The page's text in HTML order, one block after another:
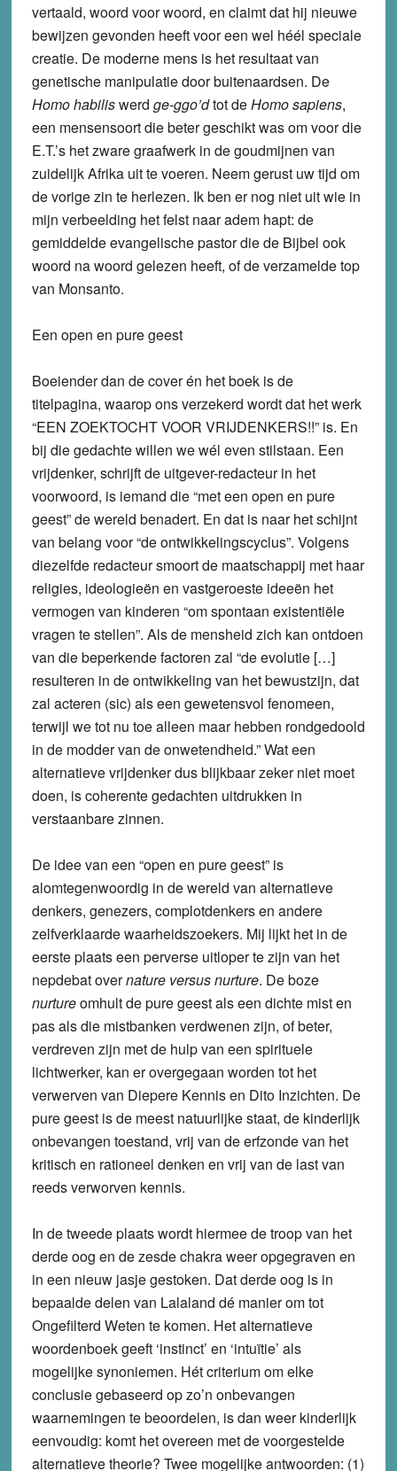
vertaald, woord voor woord, en claimt dat hij nieuwe
bewijzen gevonden heeft voor een wel héél speciale
creatie. De moderne mens is het resultaat van
genetische manipulatie door buitenaardsen. De
Homo habiliswerd ge-ggo’dtot deHomo sapiens,
een mensensoort die beter geschikt was om voor die
E.T.’s het zware graafwerk in de goudmijnen van
zuidelijk Afrika uit te voeren. Neem gerust uw tijd om
de vorige zin te herlezen. Ik ben er nog niet uit wie in
mijn verbeelding het felst naar adem hapt: de
gemiddelde evangelische pastor die de Bijbel ook
woord na woord gelezen heeft, of de verzamelde top
van Monsanto.
Een open en pure geest
Boeiender dan de cover én het boek is de
titelpagina, waarop ons verzekerd wordt dat het werk
“EEN ZOEKTOCHT VOOR VRIJDENKERS!!” is. En
bij die gedachte willen we wél even stilstaan. Een
vrijdenker, schrijft de uitgever-redacteur in het
voorwoord, is iemand die “met een open en pure
geest” de wereld benadert. En dat is naar het schijnt
van belang voor “de ontwikkelingscyclus”. Volgens
diezelfde redacteur smoort de maatschappij met haar
religies, ideologieën en vastgeroeste ideeën het
vermogen van kinderen “om spontaan existentiële
vragen te stellen”. Als de mensheid zich kan ontdoen
van die beperkende factoren zal “de evolutie […]
resulteren in de ontwikkeling van het bewustzijn, dat
zal acteren (sic) als een gewetensvol fenomeen,
terwijl we tot nu toe alleen maar hebben rondgedoold
in de modder van de onwetendheid.” Wat een
alternatieve vrijdenker dus blijkbaar zeker niet moet
doen, is coherente gedachten uitdrukken in
verstaanbare zinnen.
De idee van een “open en pure geest” is
alomtegenwoordig in de wereld van alternatieve
denkers, genezers, complotdenkers en andere
zelfverklaarde waarheidszoekers. Mij lijkt het in de
eerste plaats een perverse uitloper te zijn van het
nepdebat overnature versus nurture. De boze
nurtureomhult de pure geest als een dichte mist en
pas als die mistbanken verdwenen zijn, of beter,
verdreven zijn met de hulp van een spirituele
lichtwerker, kan er overgegaan worden tot het
verwerven van Diepere Kennis en Dito Inzichten. De
pure geest is de meest natuurlijke staat, de kinderlijk
onbevangen toestand, vrij van de erfzonde van het
kritisch en rationeel denken en vrij van de last van
reeds verworven kennis.
In de tweede plaats wordt hiermee de troop van het
derde oog en de zesde chakra weer opgegraven en
in een nieuw jasje gestoken. Dat derde oog is in
bepaalde delen van Lalaland dé manier om tot
Ongefilterd Weten te komen. Het alternatieve
woordenboek geeft ‘instinct’ en ‘intuïtie’ als
mogelijke synoniemen. Hét criterium om elke
conclusie gebaseerd op zo’n onbevangen
waarnemingen te beoordelen, is dan weer kinderlijk
eenvoudig: komt het overeen met de voorgestelde
alternatieve theorie? Twee mogelijke antwoorden: (1)